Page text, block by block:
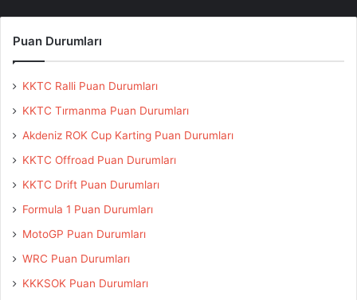
Puan Durumları
KKTC Ralli Puan Durumları
KKTC Tırmanma Puan Durumları
Akdeniz ROK Cup Karting Puan Durumları
KKTC Offroad Puan Durumları
KKTC Drift Puan Durumları
Formula 1 Puan Durumları
MotoGP Puan Durumları
WRC Puan Durumları
KKKSOK Puan Durumları